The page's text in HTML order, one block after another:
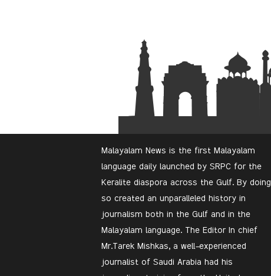
Malayalam News is the first Malayalam
language daily launched by SRPC for the
Keralite diaspora across the Gulf. By doing
so created an unparalleled history in
journalism both in the Gulf and in the
Malayalam language. The Editor In chief
Mr.Tarek Mishkas, a well-experienced
journalist of Saudi Arabia had his